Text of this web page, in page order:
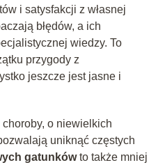
i satysfakcji z własnej
błędów, a ich
wiedzy. To
przygody z
jeszcze jest jasne i
o niewielkich
uniknąć częstych
gatunkówto także mniej